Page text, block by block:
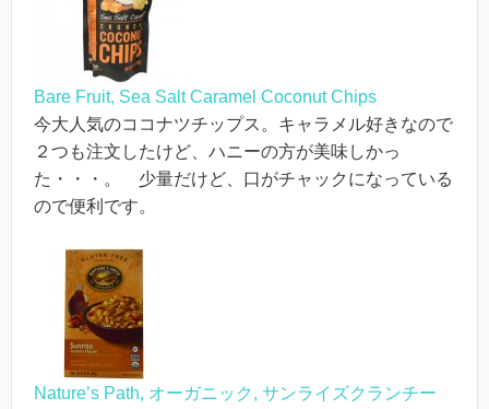
Bare Fruit, Sea Salt Caramel Coconut Chips
今大人気のココナツチップス。キャラメル好きなので
２つも注文したけど、ハニーの方が美味しかっ
た・・・。 少量だけど、口がチャックになっている
ので便利です。
Nature’s Path, オーガニック, サンライズクランチー